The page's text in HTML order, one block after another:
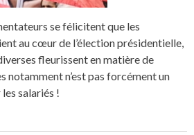
se félicitent que les
au cœur de l’élection présidentielle,
fleurissent en matière de
notamment n’est pas forcément un
salariés !